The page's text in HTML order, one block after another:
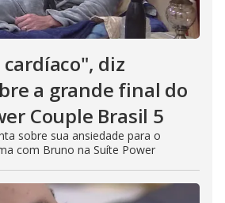
diz
a grande final do
Couple Brasil 5
sobre sua ansiedade para o
com Bruno na Suíte Power